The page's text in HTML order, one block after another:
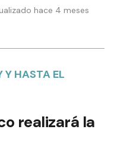
hace 4 meses
Y HASTA EL
realizará la